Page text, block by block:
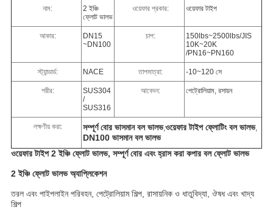
নাম:
2 ইঞ্চি
ফ্লোট ভালভ
ওয়েফার প্রকার: ওয়েফার টাইপ
আকার:
DN15
~DN100
চাপ:
150lbs~2500lbs/JIS
10K~20K
/PN16~PN160
স্ট্যান্ডার্ড: NACE তাপমাত্রা: -10~120 সে
শরীর:
SUS304
/
SUS316
আবেদন: পেট্রোলিয়াম, রসায়ন
লক্ষণীয় করা: সম্পূর্ণ বোর ভাসমান বল ভালভ,ওয়েফার টাইপ ফ্লোটিং বল ভালভ,
DN100 ভাসমান বল ভালভ
ওয়েফার টাইপ 2 ইঞ্চি ফ্লোট ভালভ, সম্পূর্ণ বোর এবং হ্রাস করা কপার বল ফ্লোট ভালভ
2 ইঞ্চি ফ্লোট ভালভ অ্যাপ্লিকেশন
তরল এবং পাইপলাইন পরিবহন, পেট্রোলিয়াম শিল্প, রাসায়নিক ও ধাতুবিদ্যা, ঔষধ এবং খাদ্য
শিল্প